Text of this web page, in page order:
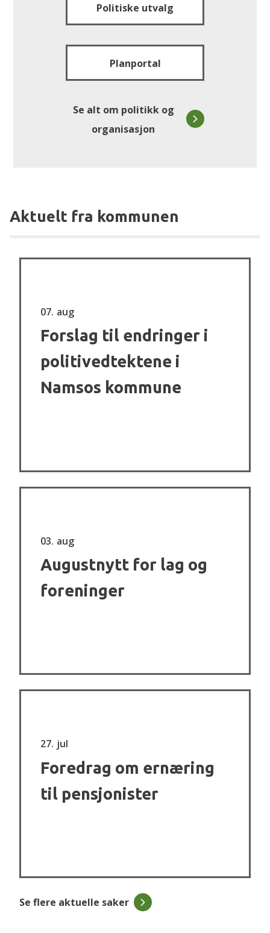
Politiske utvalg
Planportal
Se alt om politikk og
organisasjon
Aktuelt fra kommunen
07 aug
Forslag til endringer i
politivedtektene i
Namsos kommune
03 aug
Augustnytt for lag og
foreninger
27 jul
Foredrag om ernæring
til pensjonister
Se flere aktuelle saker